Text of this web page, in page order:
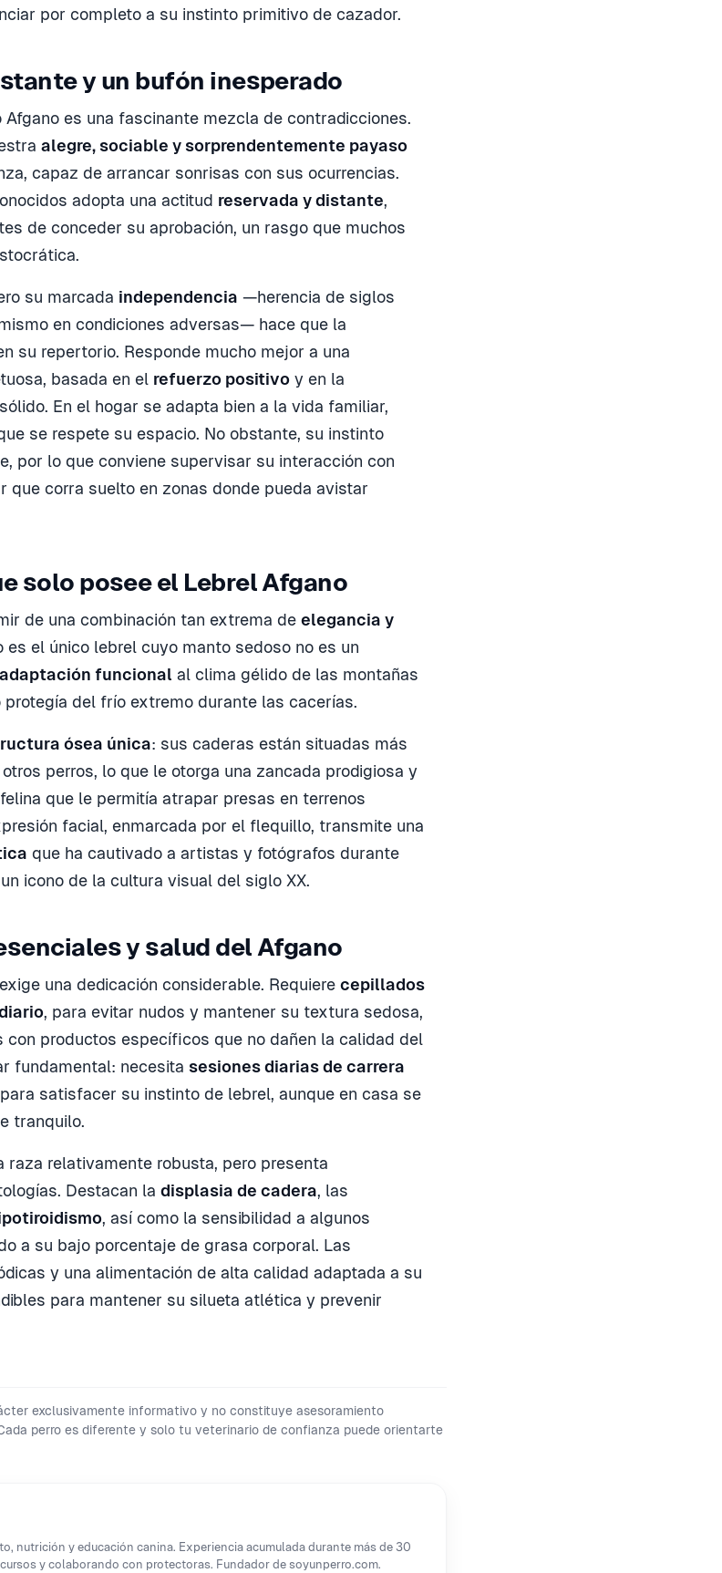
por completo a su instinto primitivo de cazador.
y un bufón inesperado
es una fascinante mezcla de contradicciones.
alegre, sociable y sorprendentemente payaso
capaz de arrancar sonrisas con sus ocurrencias.
adopta una actitud reservada y distante,
de conceder su aprobación, un rasgo que muchos
su marcada independencia —herencia de siglos
en condiciones adversas— hace que la
su repertorio. Responde mucho mejor a una
basada en el refuerzo positivo y en la
En el hogar se adapta bien a la vida familiar,
se respete su espacio. No obstante, su instinto
por lo que conviene supervisar su interacción con
que corra suelto en zonas donde pueda avistar
solo posee el Lebrel Afgano
de una combinación tan extrema de elegancia y
es el único lebrel cuyo manto sedoso no es un
adaptación funcional al clima gélido de las montañas
del frío extremo durante las cacerías.
ósea única: sus caderas están situadas más
perros, lo que le otorga una zancada prodigiosa y
que le permitía atrapar presas en terrenos
facial, enmarcada por el flequillo, transmite una
que ha cautivado a artistas y fotógrafos durante
icono de la cultura visual del siglo XX.
y salud del Afgano
una dedicación considerable. Requiere cepillados
, para evitar nudos y mantener su textura sedosa,
con productos específicos que no dañen la calidad del
fundamental: necesita sesiones diarias de carrera
para satisfacer su instinto de lebrel, aunque en casa se
tranquilo.
raza relativamente robusta, pero presenta
Destacan la displasia de cadera, las
, así como la sensibilidad a algunos
a su bajo porcentaje de grasa corporal. Las
y una alimentación de alta calidad adaptada a su
para mantener su silueta atlética y prevenir
exclusivamente informativo y no constituye asesoramiento
perro es diferente y solo tu veterinario de confianza puede orientarte
nutrición y educación canina. Experiencia acumulada durante más de 30
y colaborando con protectoras. Fundador de soyunperro.com.